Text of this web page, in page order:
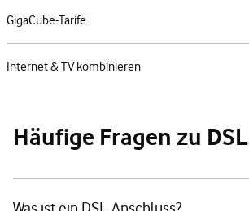
GigaCube-Tarife
Internet & TV kombinieren
Häufige Fragen zu DSL